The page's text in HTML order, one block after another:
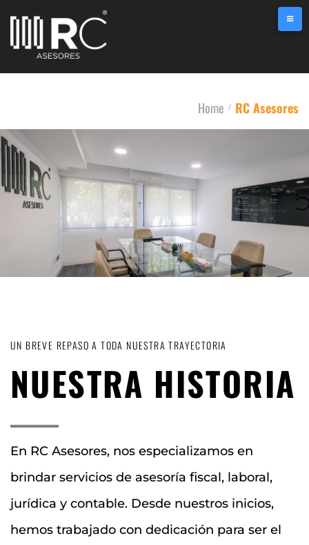
Home / RC Asesores
UN BREVE REPASO A TODA NUESTRA TRAYECTORIA
NUESTRA HISTORIA
En RC Asesores, nos especializamos en
brindar servicios de asesoría fiscal, laboral,
jurídica y contable. Desde nuestros inicios,
hemos trabajado con dedicación para ser el